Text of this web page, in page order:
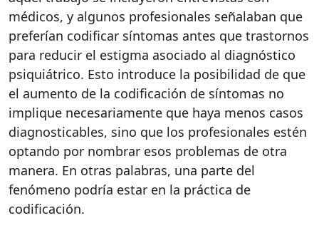
médicos, y algunos profesionales señalaban que
preferían codificar síntomas antes que trastornos
para reducir el estigma asociado al diagnóstico
psiquiátrico. Esto introduce la posibilidad de que
el aumento de la codificación de síntomas no
implique necesariamente que haya menos casos
diagnosticables, sino que los profesionales estén
optando por nombrar esos problemas de otra
manera. En otras palabras, una parte del
fenómeno podría estar en la práctica de
codificación.